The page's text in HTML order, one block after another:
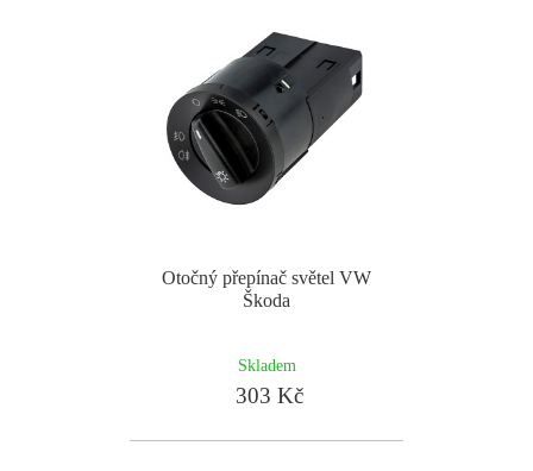
Otočný přepínač světel VW
Škoda
Skladem
303 Kč